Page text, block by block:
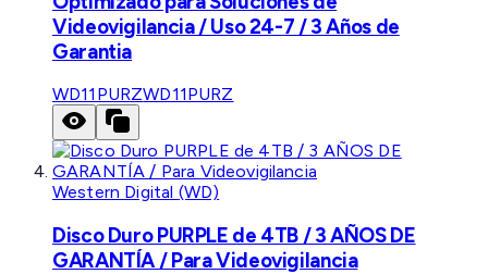
Videovigilancia / Uso 24-7 / 3 Años de
Garantia
WD11PURZWD11PURZ
Western Digital (WD)
Disco Duro PURPLE de 4TB / 3 AÑOS DE
GARANTÍA / Para Videovigilancia